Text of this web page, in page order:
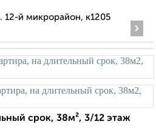
й микрорайон, к1205
›
срок, 38м², 3/12 этаж